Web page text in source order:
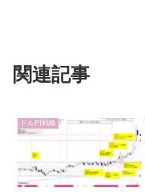
関連記事
ドル円戦略